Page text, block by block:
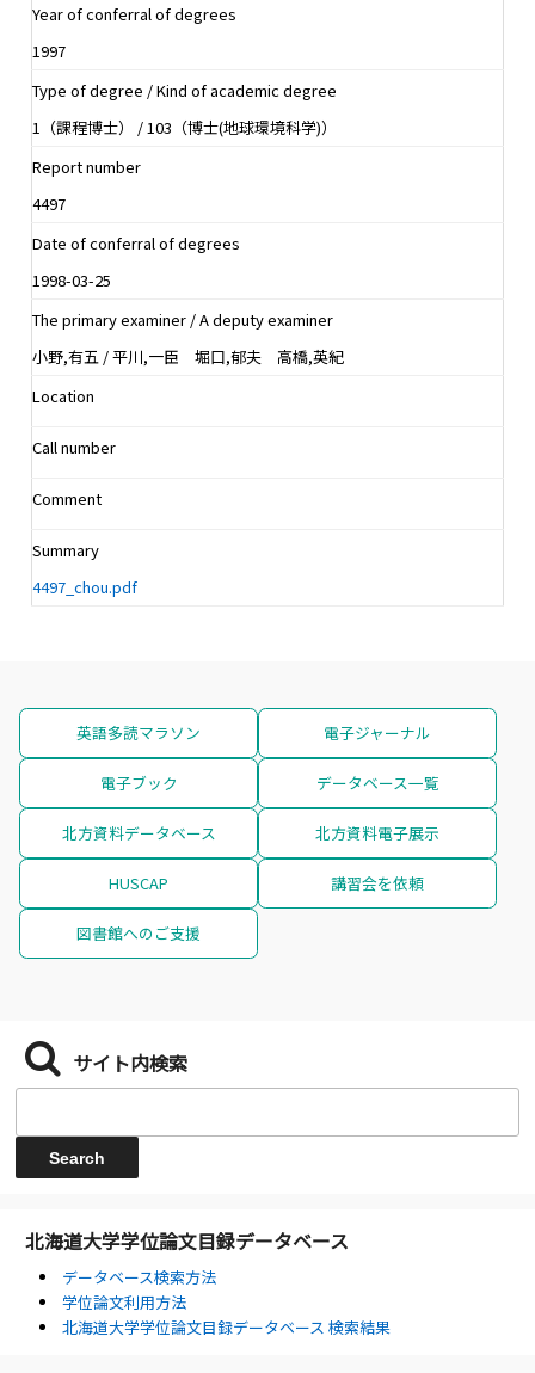
Year of conferral of degrees
1997
Type of degree / Kind of academic degree
1（課程博士） / 103（博士(地球環境科学)）
Report number
4497
Date of conferral of degrees
1998-03-25
The primary examiner / A deputy examiner
小野,有五 / 平川,一臣 堀口,郁夫 高橋,英紀
Location
Call number
Comment
Summary
4497_chou.pdf
英語多読マラソン 電子ジャーナル
電子ブック データベース一覧
北方資料データベース 北方資料電子展示
HUSCAP 講習会を依頼
図書館へのご支援
サイト内検索
北海道大学学位論文目録データベース
データベース検索方法
学位論文利用方法
北海道大学学位論文目録データベース 検索結果